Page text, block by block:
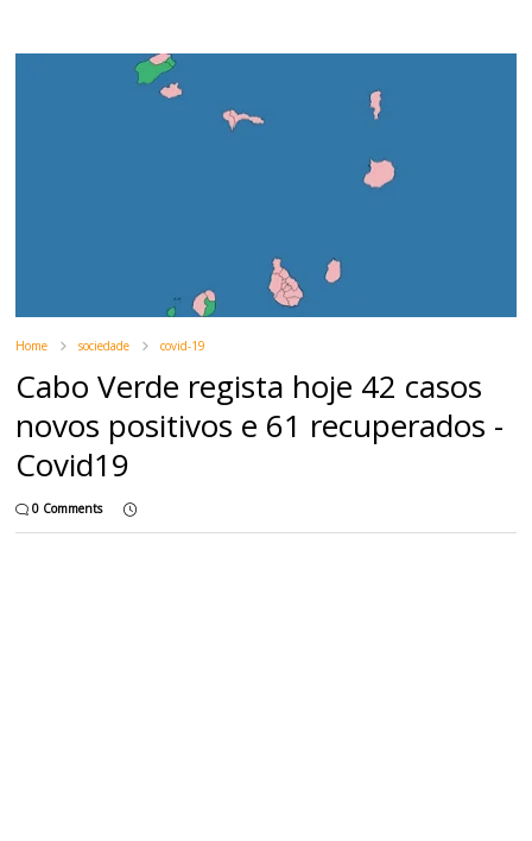
Home sociedade covid-19
Cabo Verde regista hoje 42 casos
novos positivos e 61 recuperados -
Covid19
0 Comments